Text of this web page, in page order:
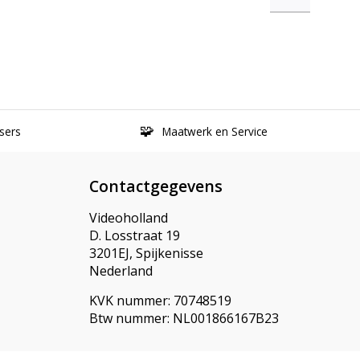
Maatwerk en Service
Contactgegevens
Videoholland
D. Losstraat 19
3201EJ, Spijkenisse
Nederland
KVK nummer: 70748519
Btw nummer: NL001866167B23